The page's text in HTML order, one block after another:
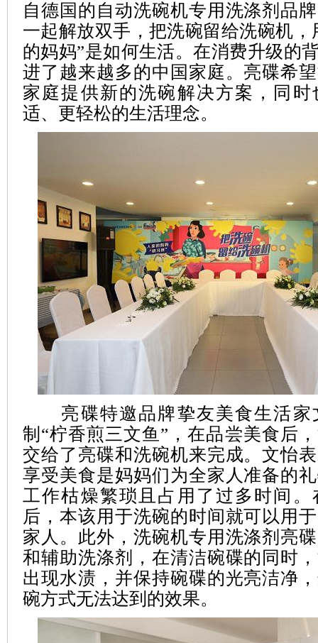
自德国的自动洗碗机专用洗涤剂品
一起解放双手，把洗碗留给洗碗机，
的妈妈”是如何生活。在消费升级的
进了越来越多的中国家庭。亮碟希
家庭提供新的洗碗解决方案，同时
适、更轻松的生活理念。
亮碟特邀品牌挚友美食生活家
制“柠香煎三文鱼”，在品尝美食后
交给了亮碟和洗碗机来完成。文怡
享受美食是妈妈们为全家人准备的
工作枯燥繁琐且占用了过多时间。
后，本该用于洗碗的时间就可以用
家人。此外，洗碗机专用洗涤剂亮
和辅助洗涤剂，在清洁碗碟的同时
出现水渍，并保持碗碟的光亮洁净
碗方式无法达到的效果。